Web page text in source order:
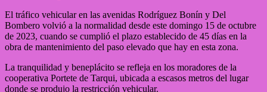
El tráfico vehicular en las avenidas Rodríguez Bonín y Del
Bombero volvió a la normalidad desde este domingo 15 de octubre
de 2023, cuando se cumplió el plazo establecido de 45 días en la
obra de mantenimiento del paso elevado que hay en esta zona.
La tranquilidad y beneplácito se refleja en los moradores de la
cooperativa Portete de Tarqui, ubicada a escasos metros del lugar
donde se produjo la restricción vehicular.